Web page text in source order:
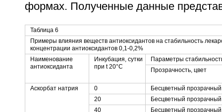
формах. Полученные данные
Таблица 6
Примеры влияния веществ антиоксидантов на стабильность
концентрации антиоксидантов 0,1-0,2%
Наименование
антиоксиданта
Инкубация, сутки
при t 20°C
Параметры
Прозрачность, цвет
Аскорбат натрия 0
Бесцветный прозрачный
20
Бесцветный прозрачный
40
Бесцветный прозрачный